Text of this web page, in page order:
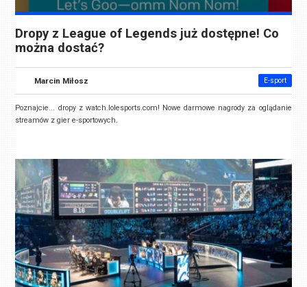
Dropy z League of Legends już dostępne! Co
można dostać?
Marcin Miłosz E-sport
Poznajcie... dropy z watch.lolesports.com! Nowe darmowe nagrody za oglądanie
streamów z gier e-sportowych.